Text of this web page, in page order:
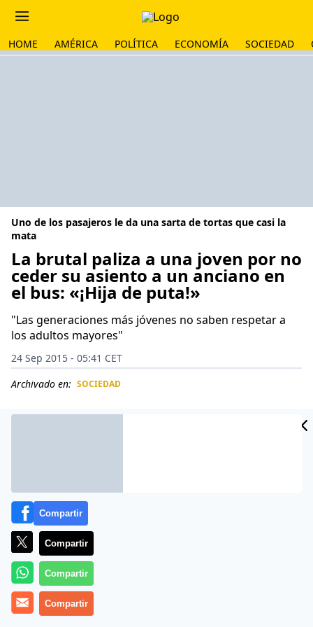
HOME AMÉRICA POLÍTICA ECONOMÍA SOCIEDAD
Uno de los pasajeros le da una sarta de tortas que casi la
mata
La brutal paliza a una joven por no
ceder su asiento a un anciano en
el bus: «¡Hija de puta!»
"Las generaciones más jóvenes no saben respetar a
los adultos mayores"
24 Sep 2015 - 05:41 CET
Archivado en: SOCIEDAD
El iracundo pasajero debía llevar el día torcido, porque
Compartir
Compartir
Compartir
Compartir